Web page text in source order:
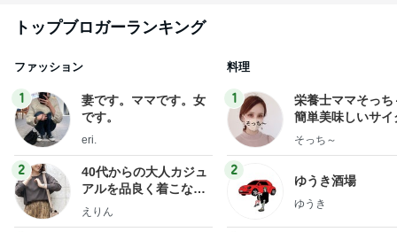
トップブロガーランキング
ファッション
1
妻です。ママです。女
です。
eri.
2
40代からの大人カジュ
アルを品良く着こなす
ファッションブログ
えりん
料理
1
栄養士ママそっち
簡単美味しいサイ
献立
そっち～
2
ゆうき酒場
ゆうき